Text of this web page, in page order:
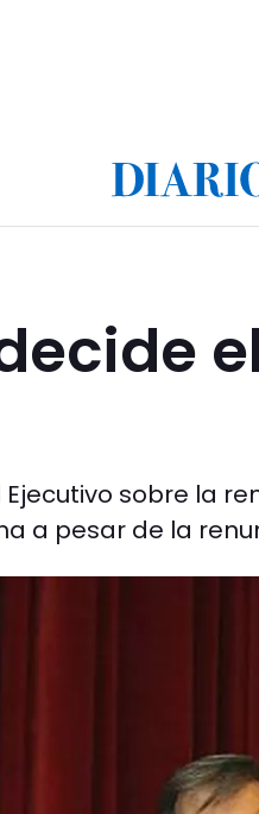
sobre la
a pesar de la